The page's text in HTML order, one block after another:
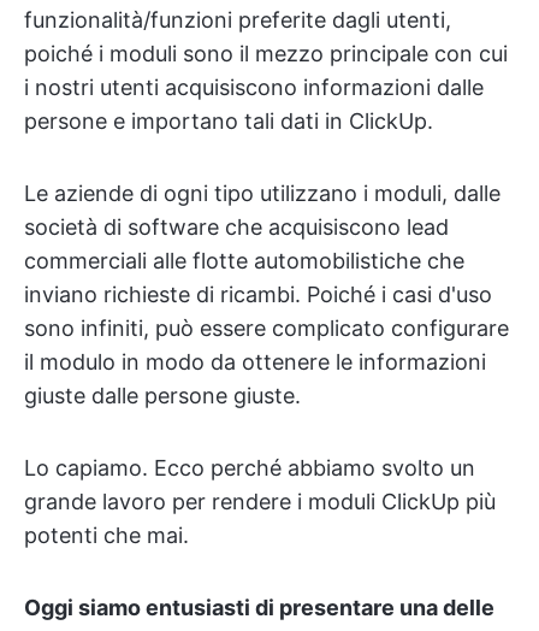
funzionalità/funzioni preferite dagli utenti,
poiché i moduli sono il mezzo principale con cui
i nostri utenti acquisiscono informazioni dalle
persone e importano tali dati in ClickUp.
Le aziende di ogni tipo utilizzano i moduli, dalle
società di software che acquisiscono lead
commerciali alle flotte automobilistiche che
inviano richieste di ricambi. Poiché i casi d'uso
sono infiniti, può essere complicato configurare
il modulo in modo da ottenere le informazioni
giuste dalle persone giuste.
Lo capiamo. Ecco perché abbiamo svolto un
grande lavoro per rendere i moduli ClickUp più
potenti che mai.
Oggi siamo entusiasti di presentare una delle